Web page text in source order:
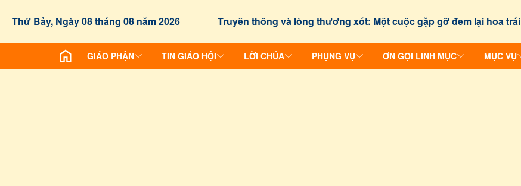
Thứ Bảy, Ngày 08 tháng 08 năm 2026 Truyền thông và lòng thương xót: Một cuộc gặp gỡ đem lại hoa trái
GIÁO PHẬN TIN GIÁO HỘI LỜI CHÚA PHỤNG VỤ ƠN GỌI LINH MỤC MỤC VỤ